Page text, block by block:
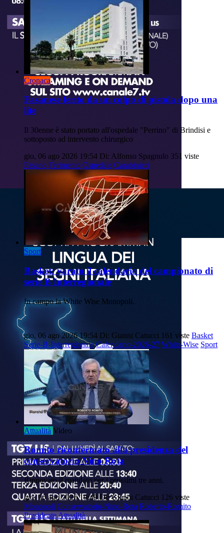
Cronaca
Fasanese ferito da un colpo di pistola dopo una
lite
Il 30enne è stato portato all'ospedale "Perrino" di Brindisi e
sottoposto ad intervento chirurgico
gio, 06 ago 2026 19:54 Di: Alfonso Spagnulo 351 viste
Fasano Ferimento Ospedale Carabinieri
Sport
Basket: varato il calendario del campionato di
serie B Interregionale
In campo la White Wise Monopoli.
gio, 06 ago 2026 19:54 Di: Gianni Catucci 161 viste Basket
Serie-B-Interregionale Calendario-2026-27 White-Wise Sport
Attualità Video
Romito riconfermato alla presidenza del
conservatorio Nino Rota
Rinnovato il mandato per i prossimi tre anni.
gio, 06 ago 2026 19:49 Di: Gianni Catucci 126 viste
Monopoli Conservatorio-Nino-Rota Roberto-Romito
PresidenteAttualità